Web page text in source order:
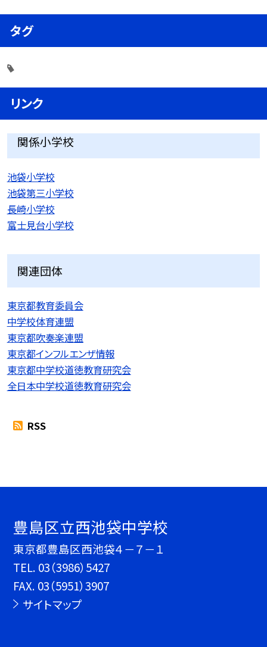
タグ
リンク
関係小学校
池袋小学校
池袋第三小学校
長崎小学校
富士見台小学校
関連団体
東京都教育委員会
中学校体育連盟
東京都吹奏楽連盟
東京都インフルエンザ情報
東京都中学校道徳教育研究会
全日本中学校道徳教育研究会
RSS
豊島区立西池袋中学校
東京都豊島区西池袋４－７－１
TEL. 03（3986）5427
FAX. 03（5951）3907
サイトマップ